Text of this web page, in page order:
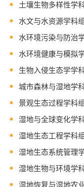
土壤生物多样性学
水文与水资源学科组
水环境污染与防治
水环境健康与模拟
生物入侵生态学学
城市森林与湿地学
景观生态过程学科组
湿地与全球变化学
湿地生态工程学科组
湿地生态系统管理
湿地生物与环境学
湿地恢复与湿地农